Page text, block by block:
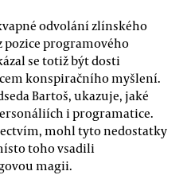
odvolání zlínského
pozice programového
se totiž být dosti
konspiračního myšlení.
Bartoš, ukazuje, jaké
i programatice.
mohl tyto nedostatky
toho vsadili
magii.